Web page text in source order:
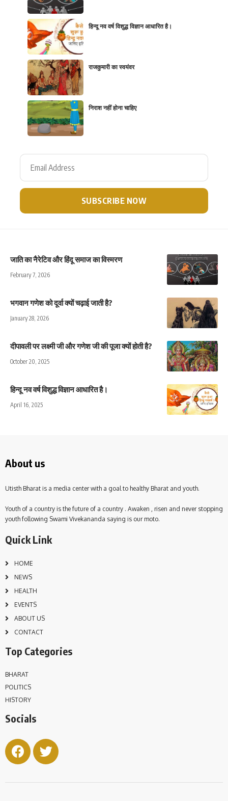
हिन्दू नव वर्ष विशुद्ध विज्ञान आधारित है।
राजकुमारी का स्वयंवर
निराश नहीं होना चाहिए
जाति का नैरेटिव और हिंदू समाज का विस्मरण
February 7, 2026
भगवान गणेश को दूर्वा क्यों चढ़ाई जाती है?
January 28, 2026
दीपावली पर लक्ष्मी जी और गणेश जी की पूजा क्यों होती है?
October 20, 2025
हिन्दू नव वर्ष विशुद्ध विज्ञान आधारित है।
April 16, 2025
About us
Utisth Bharat is a media center with a goal to healthy Bharat and youth.
Youth of a country is the future of a country . Awaken , risen and never stopping
youth following Swami Vivekananda saying is our moto.
Quick Link
HOME
NEWS
HEALTH
EVENTS
ABOUT US
CONTACT
Top Categories
BHARAT
POLITICS
HISTORY
Socials